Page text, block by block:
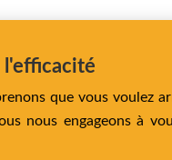
l'efficacité
que vous voulez
nous engageons à